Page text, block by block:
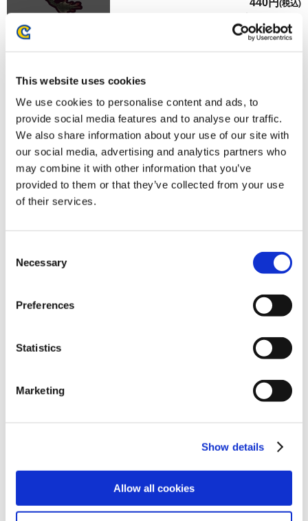
This website uses cookies
We use cookies to personalise content and ads, to
provide social media features and to analyse our traffic.
We also share information about your use of our site with
our social media, advertising and analytics partners who
may combine it with other information that you’ve
provided to them or that they’ve collected from your use
of their services.
Selection
Necessary
Preferences
Statistics
Marketing
Show details
Allow all cookies
440円 (税込)
モンスターハンター モンでふぉ ダイカットステッカー リオ
440円(税込)
モンスターハンター モンでふぉ ダイカットステッカー リオ
在庫：△ |22ポイント
モンスターハンター モンでふぉ ダイカットステッカー イャ